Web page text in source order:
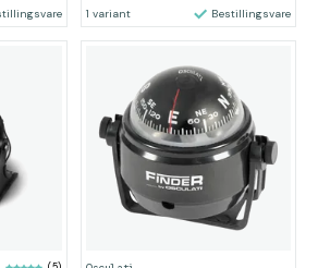
1 variant Bestillingsvare